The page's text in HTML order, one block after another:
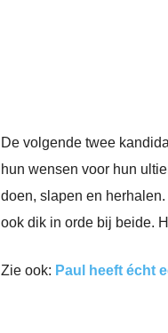
De volgende twee
hun wensen voor hun
doen, slapen en
ook dik in orde bij beide.
Zie ook: Paul heeft écht